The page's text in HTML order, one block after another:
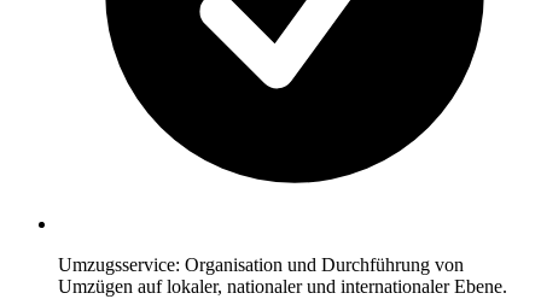
Umzugsservice: Organisation und Durchführung von
Umzügen auf lokaler, nationaler und internationaler Ebene.